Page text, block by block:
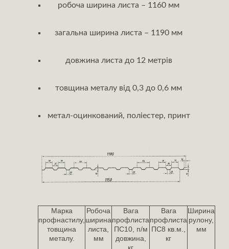
робоча ширина листа – 1160 мм
загальна ширина листа – 1190 мм
довжина листа до 12 метрів
товщина металу від 0,3 до 0,6 мм
метал-оцинкований, поліестер, принт
Марка
профнастилу,
товщина
металу.
Робоча
ширина
листа,
мм
Вага
профлиста
ПС10, п/м
довжина,
Вага
профлиста
ПС8 кв.м.,
кг
Ширина
рулону,
мм